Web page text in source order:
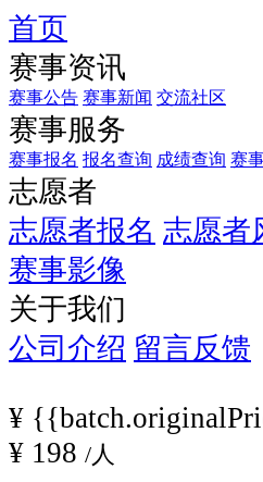
赛
事
规
程：
https://
id=658293&mid=35403...
首页
赛事资讯
赛事公告 赛事新闻 交流社区
赛事服务
赛事报名 报名查询 成绩查询 赛
志愿者
志愿者报名 志愿者
赛事影像
关于我们
公司介绍 留言反馈
¥
¥ 198 /人